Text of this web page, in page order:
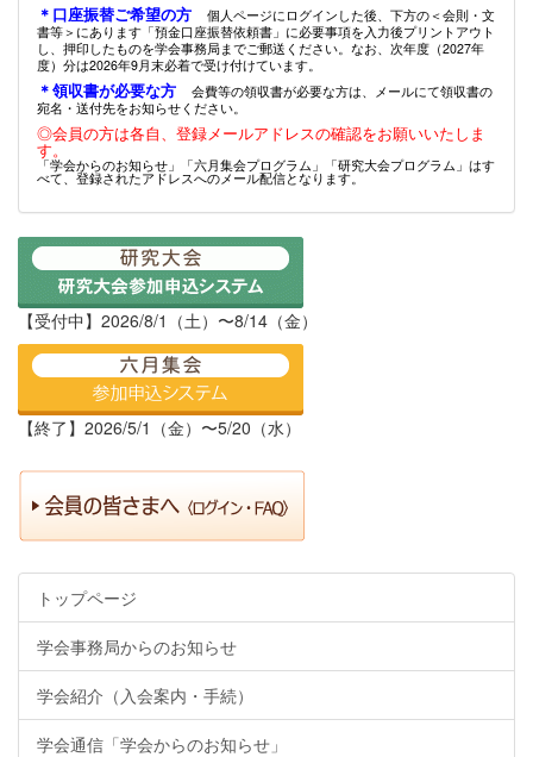
＊口座振替ご希望の方
個人ページにログインした後、下方の＜会則・文
書等＞にあります「預金口座振替依頼書」に必要事項を入力後プリントアウト
し、押印したものを学会事務局までご郵送ください。なお、次年度（2027年
度）分は2026年9月末必着で受け付けています。
＊領収書が必要な方
会費等の領収書が必要な方は、メールにて領収書の
宛名・送付先をお知らせください。
◎会員の方は各自、登録メールアドレスの確認をお願いいたしま
す。
「学会からのお知らせ」「六月集会プログラム」「研究大会プログラム」はす
べて、登録されたアドレスへのメール配信となります。
【受付中】2026/8/1（土）〜8/14（金）
【終了】2026/5/1（金）〜5/20（水）
トップページ
学会事務局からのお知らせ
学会紹介（入会案内・手続）
学会通信「学会からのお知らせ」